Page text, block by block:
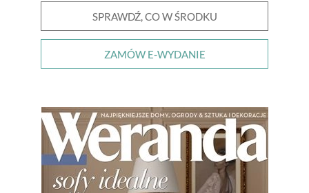
SPRAWDŹ, CO W ŚRODKU
ZAMÓW E-WYDANIE